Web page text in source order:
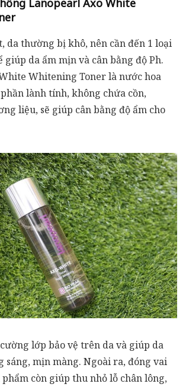
Lanopearl Axo White
da thường bị khô, nên cần đến 1 loại
giúp da ẩm mịn và cân bằng độ Ph.
Whitening Toner là nước hoa
lành tính, không chứa cồn,
liệu, sẽ giúp cân bằng độ ẩm cho
lớp bảo vệ trên da và giúp da
sáng, mịn màng. Ngoài ra, đóng vai
còn giúp thu nhỏ lỗ chân lông,